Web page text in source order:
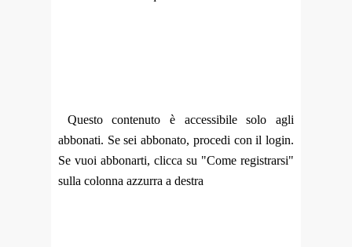
Questo contenuto è accessibile solo agli
abbonati. Se sei abbonato, procedi con il login.
Se vuoi abbonarti, clicca su "Come registrarsi"
sulla colonna azzurra a destra